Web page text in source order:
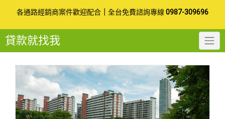
to
content
各通路經銷商案件歡迎配合 全台免費諮詢專線 0987-309696
貸款就找我